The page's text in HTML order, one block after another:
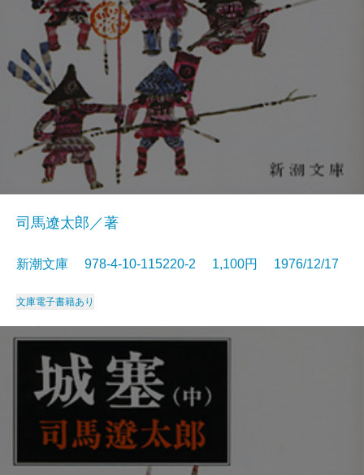
司馬遼太郎／著
新潮文庫 978-4-10-115220-2 1,100円 1976/12/17
文庫電子書籍あり